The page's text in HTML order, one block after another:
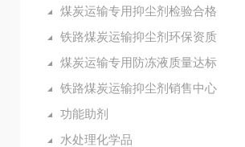
煤炭运输专用抑尘剂检验合格
铁路煤炭运输抑尘剂环保资质
煤炭运输专用防冻液质量达标
铁路煤炭运输抑尘剂销售中心
功能助剂
水处理化学品